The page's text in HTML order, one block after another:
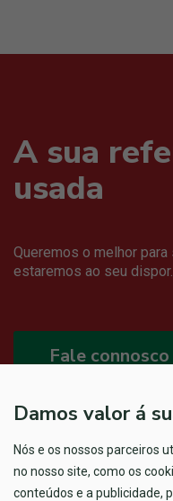
A sua
usada
Queremos o melhor
estaremos ao seu dispor.
Fale connosco
Damos valor á
Nós e os nossos parceiros
no nosso site, como os
conteúdos e a publicidade,